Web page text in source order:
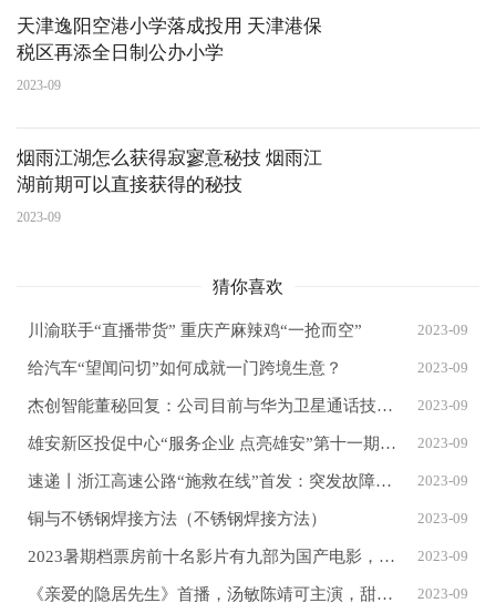
天津逸阳空港小学落成投用 天津港保
税区再添全日制公办小学
2023-09
烟雨江湖怎么获得寂寥意秘技 烟雨江
湖前期可以直接获得的秘技
2023-09
猜你喜欢
川渝联手“直播带货” 重庆产麻辣鸡“一抢而空” 2023-09
给汽车“望闻问切”如何成就一门跨境生意？ 2023-09
杰创智能董秘回复：公司目前与华为卫星通话技术方面暂无合作 2023-09
雄安新区投促中心“服务企业 点亮雄安”第十一期主题观影活动举办 2023-09
速递丨浙江高速公路“施救在线”首发：突发故障一键求助、免费拖离 2023-09
铜与不锈钢焊接方法（不锈钢焊接方法） 2023-09
2023暑期档票房前十名影片有九部为国产电影，最强热力值选手揭晓 2023-09
《亲爱的隐居先生》首播，汤敏陈靖可主演，甜宠又爆笑，好看的剧 2023-09